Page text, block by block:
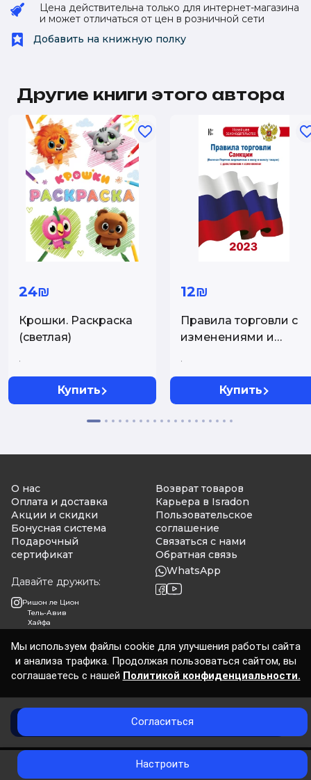
Добавить в корзину
Цена действительна только для интернет-магазина
и может отличаться от цен в розничной сети
Добавить на книжную полку
Другие книги этого автора
24₪
Крошки. Раскраска
(светлая)
.
Купить
12₪
Правила торговли с
изменениями и
.
Купить
О нас
Оплата и доставка
Акции и скидки
Бонусная система
Подарочный
сертификат
Давайте дружить:
Ришон ле Цион
Тель-Авив
Хайфа
Возврат товаров
Карьера в Isradon
Пользовательское
соглашение
Связаться с нами
Обратная связь
WhatsApp
Isradon 2026
Мы используем файлы cookie для улучшения работы сайта
и анализа трафика. Продолжая пользоваться сайтом, вы
соглашаетесь с нашей Политикой конфиденциальности.
Согласиться
Настроить